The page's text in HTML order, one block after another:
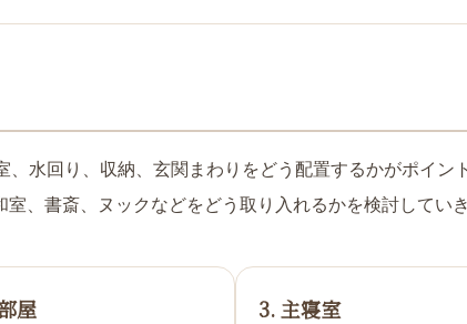
水回り、収納、玄関まわりをどう配置するかがポイン
、書斎、ヌックなどをどう取り入れるかを検討していき
屋 3. 主寝室